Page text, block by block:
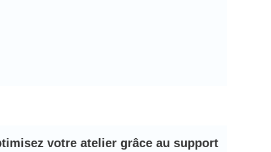
votre atelier grâce au support